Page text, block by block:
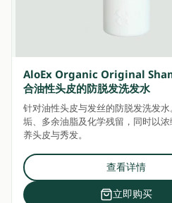
AloEx Organic Original
合油性头皮的防脱发洗发水
针对油性头皮与发丝的防脱发洗发
垢、多余油脂及化学残留，同时以
养头皮与秀发。
查看详情
立即购买